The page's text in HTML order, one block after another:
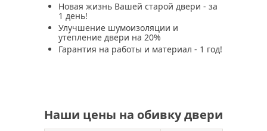
Новая жизнь Вашей старой двери - за
1 день!
Улучшение шумоизоляции и
утепление двери на 20%
Гарантия на работы и материал - 1 год!
Наши цены на обивку двери